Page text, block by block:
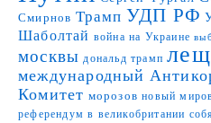
Смирнов Трамп УДП РФ
Шаболтай война на Украине
москвы дональд трамп
международный
Комитет морозов новый
референдум в великобритании